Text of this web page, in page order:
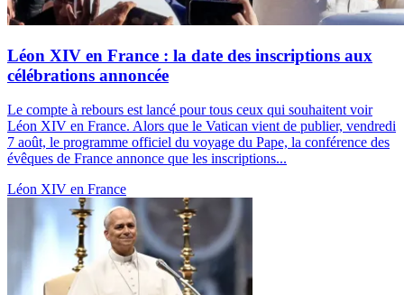
Léon XIV en France : la date des inscriptions aux
célébrations annoncée
Le compte à rebours est lancé pour tous ceux qui souhaitent voir
Léon XIV en France. Alors que le Vatican vient de publier, vendredi
7 août, le programme officiel du voyage du Pape, la conférence des
évêques de France annonce que les inscriptions...
Léon XIV en France